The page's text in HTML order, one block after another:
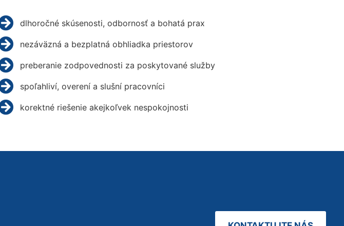
dlhoročné skúsenosti, odbornosť a bohatá prax
nezáväzná a bezplatná obhliadka priestorov
preberanie zodpovednosti za poskytované služby
spoľahliví, overení a slušní pracovníci
korektné riešenie akejkoľvek nespokojnosti